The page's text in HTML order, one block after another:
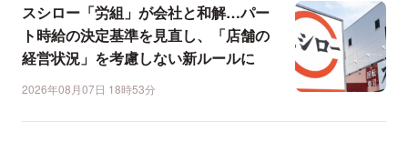
スシロー「労組」が会社と和解…パー
ト時給の決定基準を見直し、「店舗の
経営状況」を考慮しない新ルールに
2026年08月07日 18時53分